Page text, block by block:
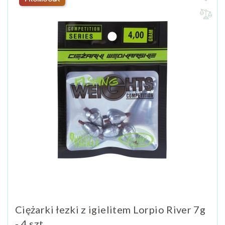
Ciężarki łezki z igielitem Lorpio River 7g